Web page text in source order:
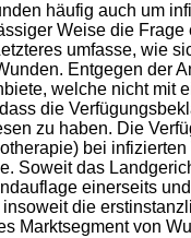
häufig auch um
Weise die
umfasse, wie
Entgegen der
welche nicht mit
die
zu haben. Die
bei
Soweit das
einerseits
die
Marktsegment von